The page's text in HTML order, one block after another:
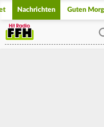
Nachrichten Guten